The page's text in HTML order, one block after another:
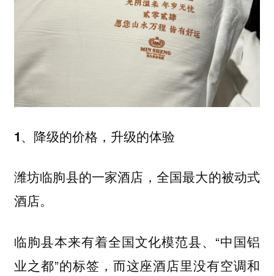
1、降级的价格，升级的体验
潍坊临朐县的一家酒店，全国最大的被动式
酒店。
临朐县本来有着全国文化模范县、“中国铝
业之都”的标签，而这座酒店里没有空调和